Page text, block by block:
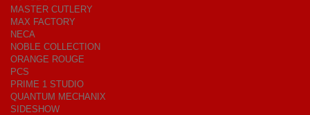
MASTER CUTLERY
MAX FACTORY
NECA
NOBLE COLLECTION
ORANGE ROUGE
PCS
PRIME 1 STUDIO
QUANTUM MECHANIX
SIDESHOW